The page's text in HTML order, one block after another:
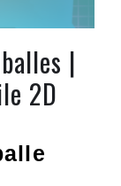
|
2D